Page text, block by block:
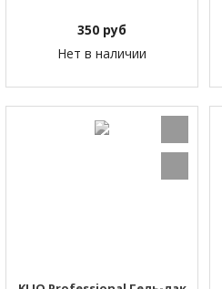
350 руб
Нет в наличии